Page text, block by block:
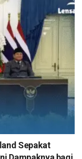
Sepakat